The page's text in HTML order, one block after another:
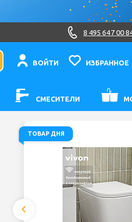
8 495 647 00
ВОЙТИ ИЗБРАННОЕ
СМЕСИТЕЛИ
ТОВАР ДНЯ